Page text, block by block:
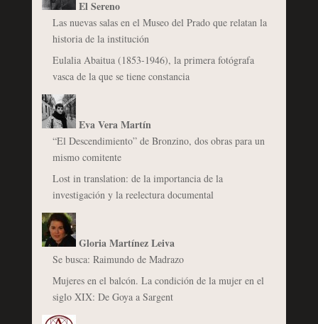
El Sereno
Las nuevas salas en el Museo del Prado que relatan la
historia de la institución
Eulalia Abaitua (1853-1946), la primera fotógrafa
vasca de la que se tiene constancia
Eva Vera Martín
“El Descendimiento” de Bronzino, dos obras para un
mismo comitente
Lost in translation: de la importancia de la
investigación y la reelectura documental
Gloria Martínez Leiva
Se busca: Raimundo de Madrazo
Mujeres en el balcón. La condición de la mujer en el
siglo XIX: De Goya a Sargent